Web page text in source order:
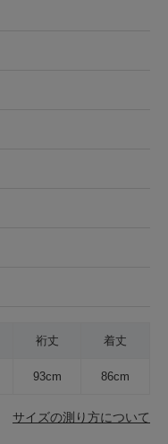
裄丈 着丈
93cm 86cm
サイズの測り方について